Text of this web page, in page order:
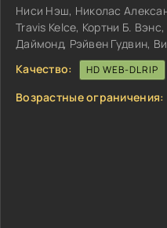
Ниси Нэш, Николас
Travis Kelce, Кортни Б.
Даймонд, Рэйвен Гудвин,
Качество:
HD WEB-DLRIP
Возрастные ограничения: